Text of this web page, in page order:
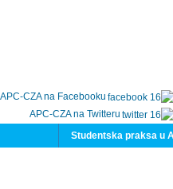
APC-CZA na Facebooku
APC-CZA na Twitteru
Studentska praksa u